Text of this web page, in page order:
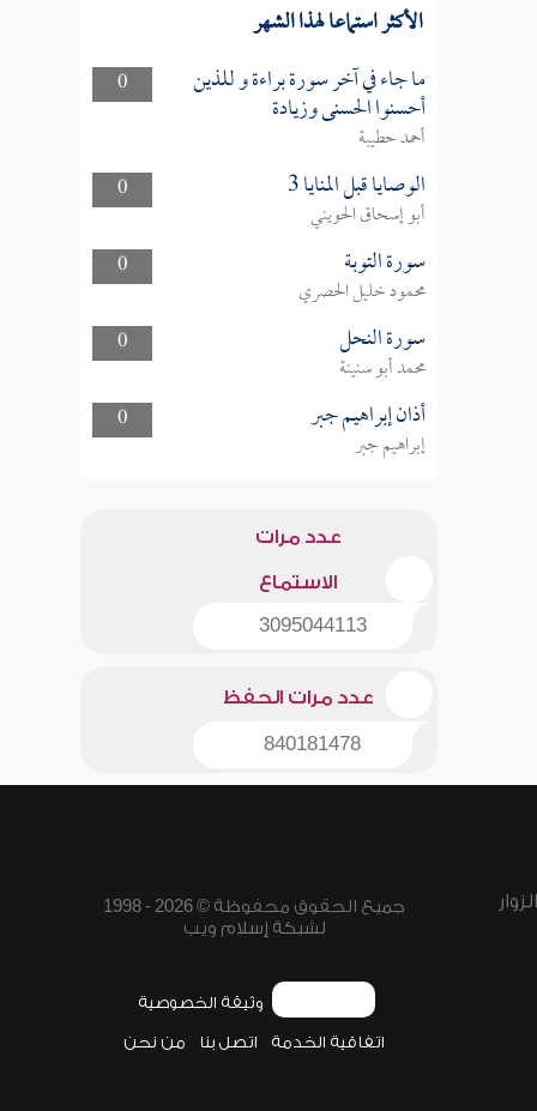
الأكثر استماعا لهذا الشهر
0 ما جاء في آخر سورة براءة و للذين
أحسنوا الحسنى وزيادة
أحمد حطيبة
0
الوصايا قبل المنايا 3
أبو إسحاق الحويني
0
سورة التوبة
محمود خليل الحصري
0
سورة النحل
محمد أبو سنينة
0
أذان إبراهيم جبر
إبراهيم جبر
عدد مرات
الاستماع
3095044113
عدد مرات الحفظ
840181478
جميع الحقوق محفوظة © 2026 - 1998
لشبكة إسلام ويب
وثيقة الخصوصية
اتفاقية الخدمة اتصل بنا من نحن